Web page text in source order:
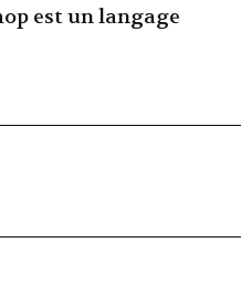
est un langage